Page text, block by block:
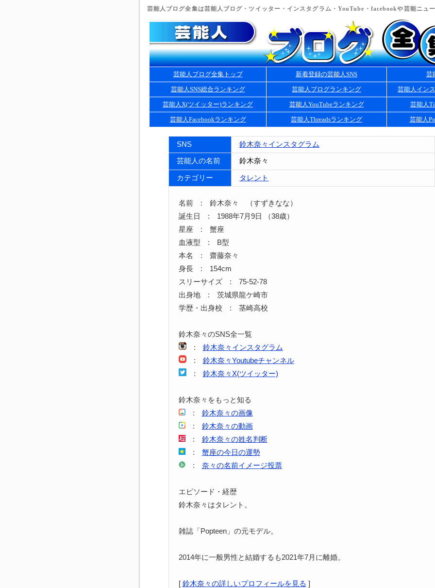
芸能人ブログ全集は芸能人ブログ・ツイッター・インスタグラム・YouTube・facebookや芸能ニュ
芸能人ブログ全集トップ 新着登録の芸能人SNS 芸
芸能人SNS総合ランキング 芸能人ブログランキング 芸能人イン
芸能人X(ツイッター)ランキング 芸能人YouTubeランキング 芸能人
芸能人Facebookランキング 芸能人Threadsランキング 芸能人
SNS 鈴木奈々インスタグラム
芸能人の名前 鈴木奈々
カテゴリー タレント
名前 : 鈴木奈々 （すずきなな）
誕生日 : 1988年7月9日 （38歳）
星座 : 蟹座
血液型 : B型
本名 : 齋藤奈々
身長 : 154cm
スリーサイズ : 75-52-78
出身地 : 茨城県龍ケ崎市
学歴・出身校 : 茎崎高校
鈴木奈々のSNS全一覧
: 鈴木奈々インスタグラム
: 鈴木奈々Youtubeチャンネル
: 鈴木奈々X(ツイッター)
鈴木奈々をもっと知る
: 鈴木奈々の画像
: 鈴木奈々の動画
: 鈴木奈々の姓名判断
: 蟹座の今日の運勢
: 奈々の名前イメージ投票
エピソード・経歴
鈴木奈々はタレント。
雑誌「Popteen」の元モデル。
2014年に一般男性と結婚するも2021年7月に離婚。
[ 鈴木奈々の詳しいプロフィールを見る ]